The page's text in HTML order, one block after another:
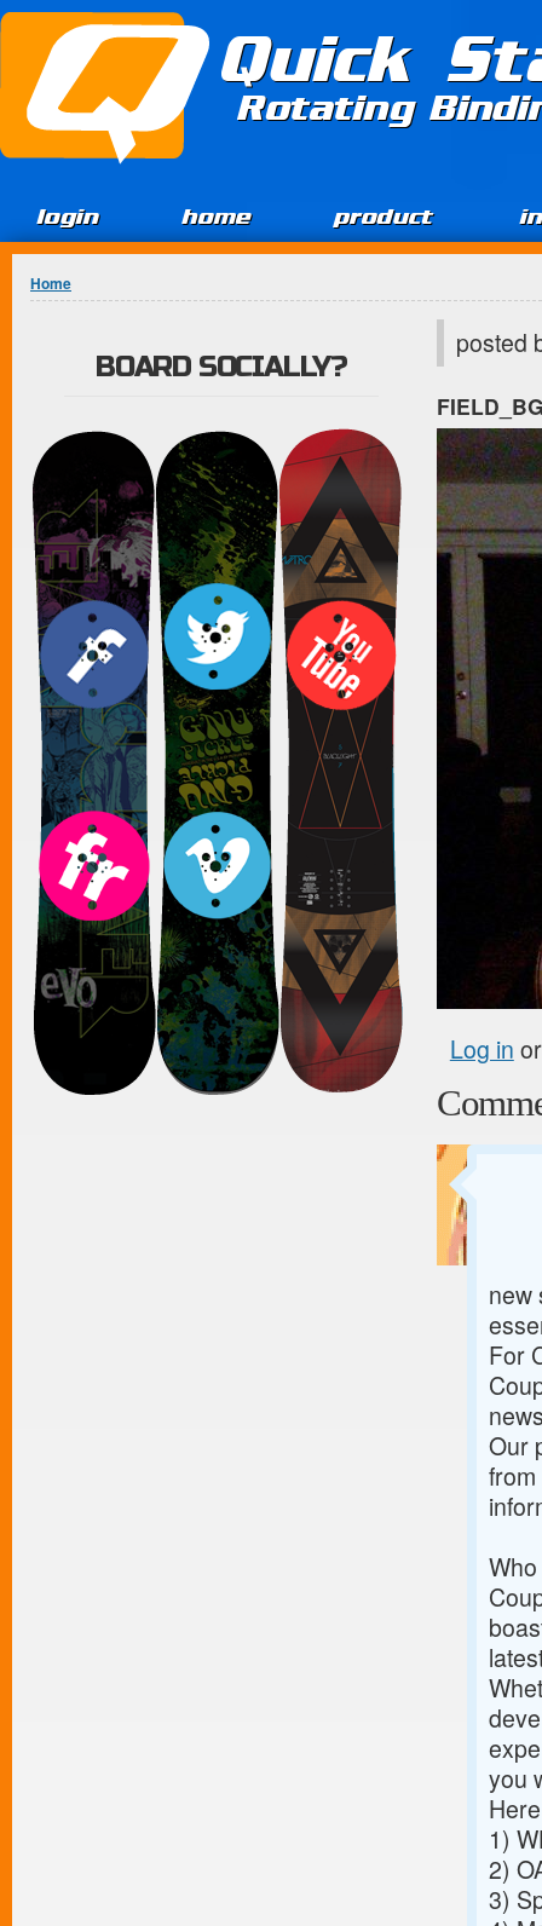
Jump to Content
Quick
Rotating
login home product
You are here
Home
posted
Log in
new
For
Our
you
1)
2)
3)
BOARD SOCIALLY?